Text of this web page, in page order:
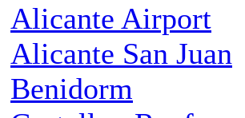
Alicante Airport
Alicante San Juan
Benidorm